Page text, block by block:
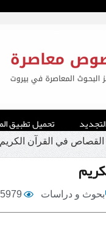
تحميل تطبيق
القصاص في القرآن الكريم
بحوث و دراسات 5979